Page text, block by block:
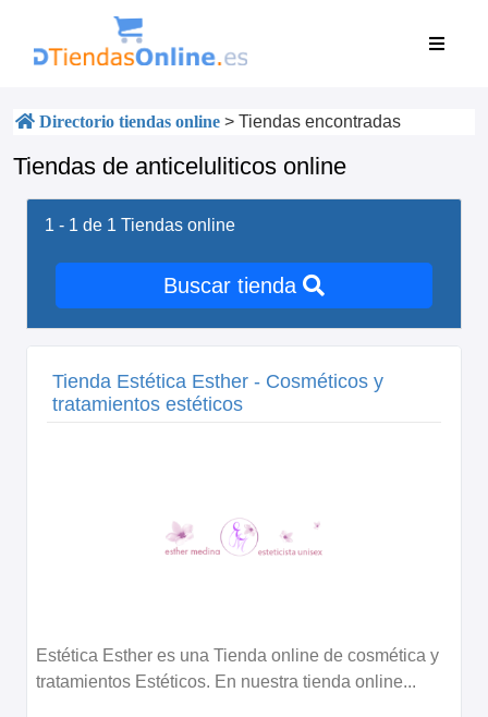
Directorio tiendas online > Tiendas encontradas
Tiendas de anticeluliticos online
1 - 1 de 1 Tiendas online
Buscar tienda
Tienda Estética Esther - Cosméticos y
tratamientos estéticos
Estética Esther es una Tienda online de cosmética y
tratamientos Estéticos. En nuestra tienda online...